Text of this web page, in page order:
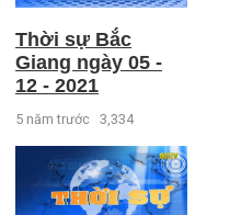
Thời sự Bắc
Giang ngày 05 -
12 - 2021
5 năm trước 3,334